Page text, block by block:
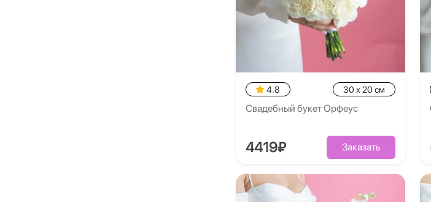
4.8 30 x 20 см
Свадебный букет Орфеус
4419₽ Заказать